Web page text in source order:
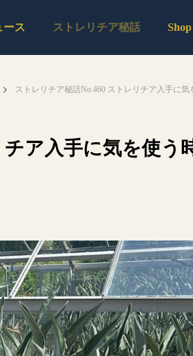
ース ストレリチア秘話 Shop
ストレリチア秘話No.460 ストレリチア入手に気を使う時代がくるのだ
ア入手に気を使う